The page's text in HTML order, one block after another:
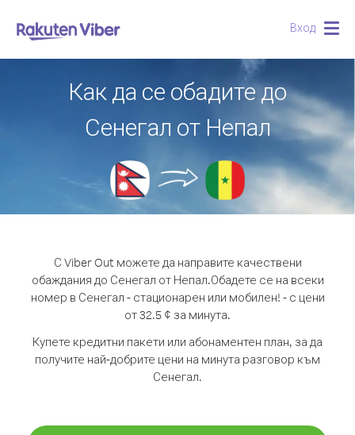
Вход
Как да се обадите до
Сенегал от Непал
С Viber Out можете да направите качествени
обаждания до Сенегал от Непал.Обадете се на всеки
номер в Сенегал - стационарен или мобилен! - с цени
от 32.5 ¢ за минута.
Купете кредитни пакети или абонаментен план, за да
получите най-добрите цени на минута разговор към
Сенегал.